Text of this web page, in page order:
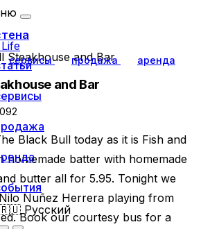
сервисы продажа
аренда
Русский
Steakhouse and Bar
and Bar
Black Bull today as it is Fish and
homemade batter with homemade
butter all for 5.95. Tonight we
Nuñez Herrera playing from
Book our courtesy bus for a